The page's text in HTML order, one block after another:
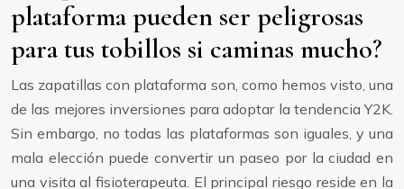
plataforma pueden ser peligrosas
para tus tobillos si caminas mucho?
Las zapatillas con plataforma son, como hemos visto, una
de las mejores inversiones para adoptar la tendencia Y2K.
Sin embargo, no todas las plataformas son iguales, y una
mala elección puede convertir un paseo por la ciudad en
una visita al fisioterapeuta. El principal riesgo reside en la